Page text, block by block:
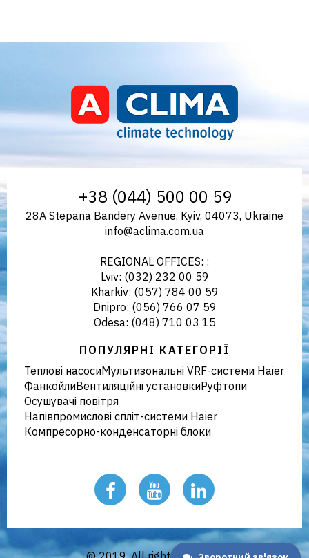
+38 (044) 500 00 59
28A Stepana Bandery Avenue, Kyiv, 04073, Ukraine
info@aclima.com.ua
REGIONAL OFFICES: :
Lviv: (032) 232 00 59
Kharkiv: (057) 784 00 59
Dnipro: (056) 766 07 59
Odesa: (048) 710 03 15
ПОПУЛЯРНІ КАТЕГОРІЇ
Теплові насосиМультизональні VRF-системи Haier
ФанкойлиВентиляційні установкиРуфтопи
Осушувачі повітря
Напівпромислові спліт-системи Haier
Компресорно-конденсаторні блоки